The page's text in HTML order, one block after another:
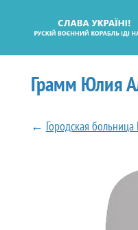
Грамм Юлия
← Городская